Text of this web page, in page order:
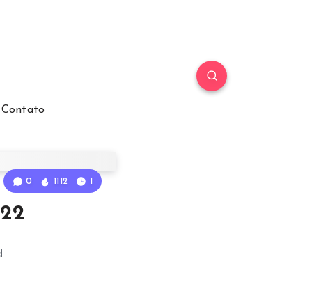
Contato
0 1112 1